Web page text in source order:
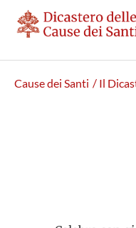
Cause dei Santi / Il